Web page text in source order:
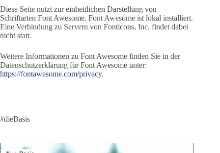
Diese Seite nutzt zur einheitlichen Darstellung von
Schriftarten Font Awesome. Font Awesome ist lokal installiert.
Eine Verbindung zu Servern von Fonticons, Inc. findet dabei
nicht statt.
Weitere Informationen zu Font Awesome finden Sie in der
Datenschutzerklärung für Font Awesome unter:
https://fontawesome.com/privacy.
#dieBasis